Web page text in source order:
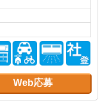
Web応募